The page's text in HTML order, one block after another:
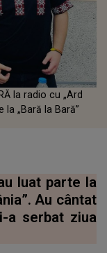
la radio cu „Ard
„Bară la Bară”
luat parte la
Au cântat
a serbat ziua